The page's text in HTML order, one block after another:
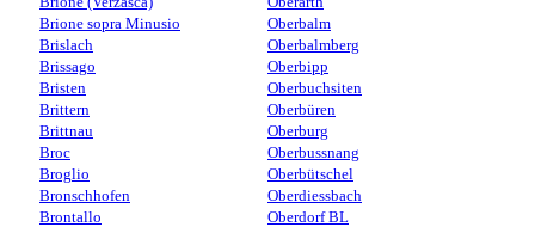
Brione sopra Minusio
Brislach
Brissago
Bristen
Brittern
Brittnau
Broc
Broglio
Bronschhofen
Brontallo
Oberbalm
Oberbalmberg
Oberbipp
Oberbuchsiten
Oberbüren
Oberburg
Oberbussnang
Oberbütschel
Oberdiessbach
Oberdorf BL